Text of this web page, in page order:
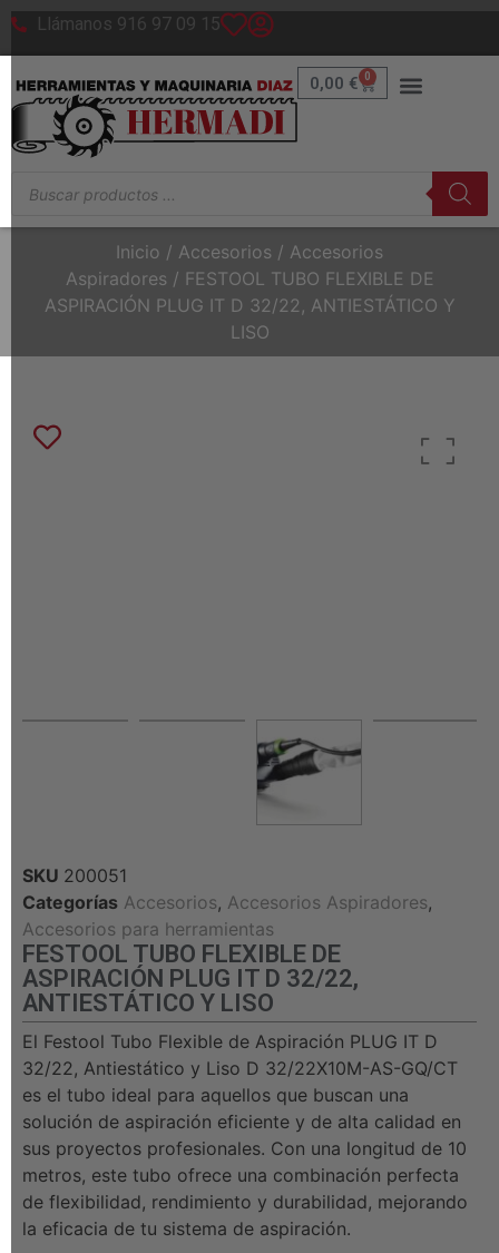
Llámanos 916 97 09 15
0,00 € 0
Inicio / Accesorios / Accesorios
Aspiradores / FESTOOL TUBO FLEXIBLE DE
ASPIRACIÓN PLUG IT D 32/22, ANTIESTÁTICO Y
LISO
SKU 200051
Categorías Accesorios, Accesorios Aspiradores,
Accesorios para herramientas
FESTOOL TUBO FLEXIBLE DE
ASPIRACIÓN PLUG IT D 32/22,
ANTIESTÁTICO Y LISO
El Festool Tubo Flexible de Aspiración PLUG IT D
32/22, Antiestático y Liso D 32/22X10M-AS-GQ/CT
es el tubo ideal para aquellos que buscan una
solución de aspiración eficiente y de alta calidad en
sus proyectos profesionales. Con una longitud de 10
metros, este tubo ofrece una combinación perfecta
de flexibilidad, rendimiento y durabilidad, mejorando
la eficacia de tu sistema de aspiración.